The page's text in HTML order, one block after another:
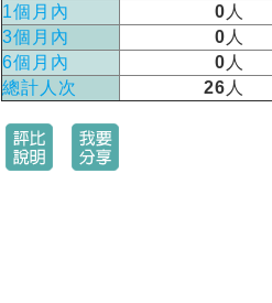
1個月內
0 人
3個月內
0 人
6個月內
0 人
總計人次
26 人